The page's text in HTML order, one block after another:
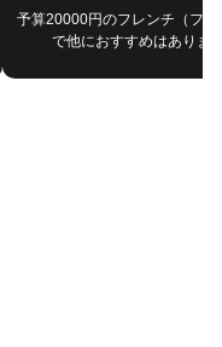
予算20000円のフレンチ（フラ
で他におすすめはありま